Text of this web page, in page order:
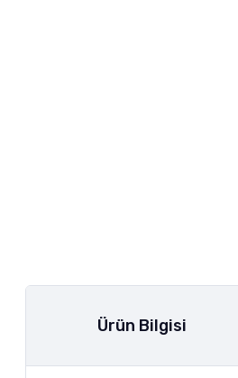
Ürün Bilgisi